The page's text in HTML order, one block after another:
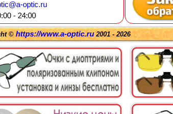
optic.ru
- 24:00
© https://www.a-optic.ru 2001 - 2026